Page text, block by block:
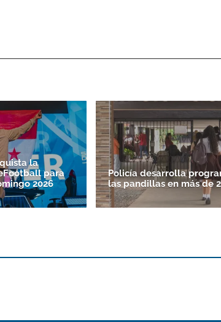
la
para
2026
Policía desarrolla
las pandillas en más de